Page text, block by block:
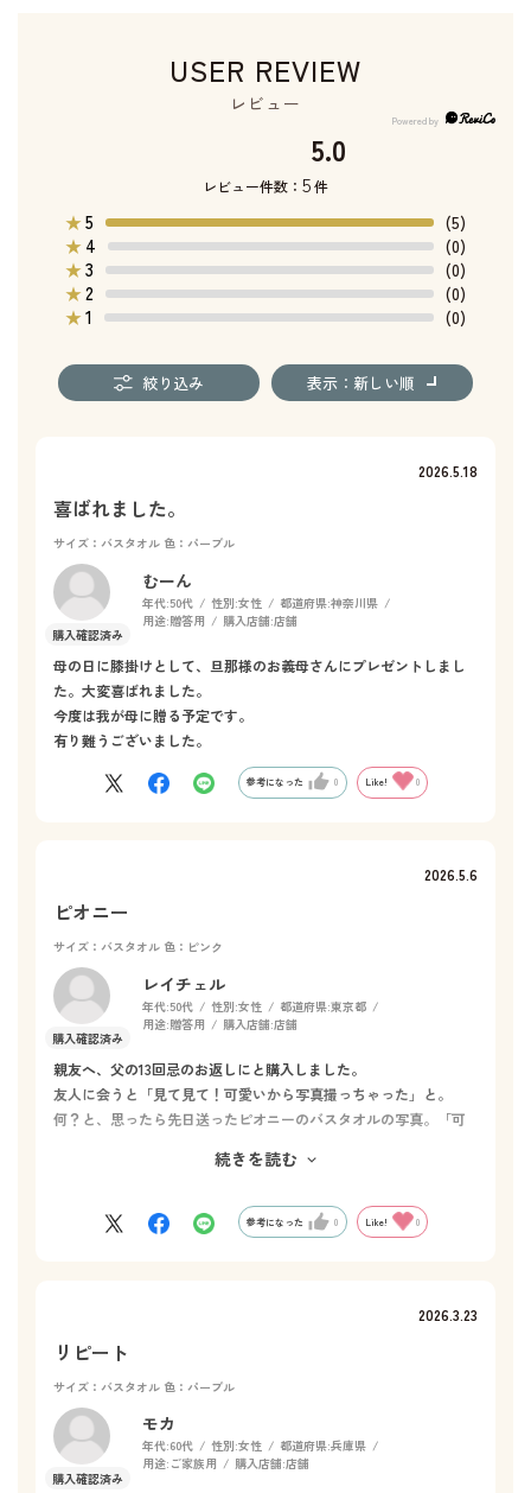
USER REVIEW
レビュー
5.0
レビュー件数： 5件
★5
(5)
★ 4
(0)
★3
(0)
★2
(0)
★1 (0)
絞り込み 表示：新しい順
2026.5.18
喜ばれました。
サイズ：バスタオル 色：パープル
むーん
年代:50代 性別:女性 都道府県:神奈川県
用途:贈答用 購入店舗:店舗
母の日に膝掛けとして、旦那様のお義母さんにプレゼントしまし
た。大変喜ばれました。
今度は我が母に贈る予定です。
有り難うございました。
参考になった 0 Like! 0
2026.5.6
ピオニー
サイズ：バスタオル 色：ピンク
レイチェル
年代:50代 性別:女性 都道府県:東京都
用途:贈答用 購入店舗:店舗
親友へ、父の13回忌のお返しにと購入しました。
友人に会うと「見て見て！可愛いから写真撮っちゃった」と。
何？と、思ったら先日送ったピオニーのバスタオルの写真。「可
「すぐに使ってみて。1度使ったらホットマンのタオルしか使えな
何故、ホットマンのバスタオルをお返しにしたかというと、会う
たびに彼女が口にするセリフ「頭がかぶれて痒くて痒くて」
肌に優しく水分吸収の良いバスタオル使ってるのかしら？からで
した。
13回忌のお返しにはちょっと派手かしら(笑)と思いましたが、ハワ
イ大好き太陽の様な父、天国で喜ぶに違いない💕と選んだピオニ
ー。
親友からの大絶賛と大喜びな笑顔に幸せを頂いてしまったのでし
た。
続きを読む
参考になった 0 Like! 0
2026.3.23
リピート
サイズ：バスタオル 色：パープル
モカ
年代:60代 性別:女性 都道府県:兵庫県
用途: ご家族用 購入店舗:店舗